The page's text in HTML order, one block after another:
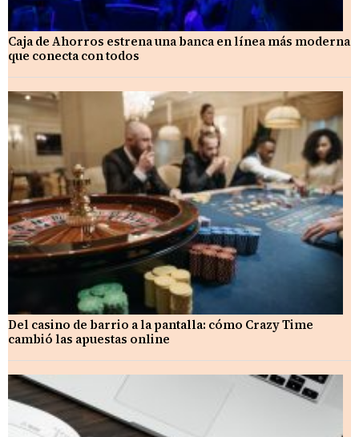
Caja de Ahorros estrena una banca en línea más moderna
que conecta con todos
Del casino de barrio a la pantalla: cómo Crazy Time
cambió las apuestas online